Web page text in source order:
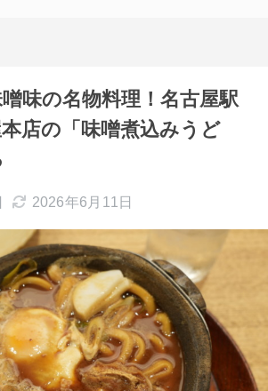
味の名物料理！名古屋駅
店の「味噌煮込みうど
2026年6月11日